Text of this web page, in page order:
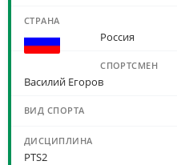
Россия
Василий Егоров
PTS2